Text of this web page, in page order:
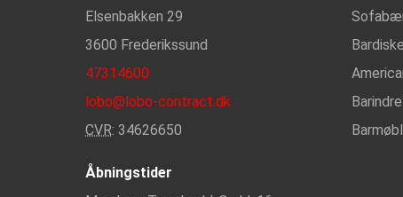
Elsenbakken 29
3600 Frederikssund
47314600
lobo@lobo-contract.dk
CVR: 34626650
Åbningstider
Bardiske